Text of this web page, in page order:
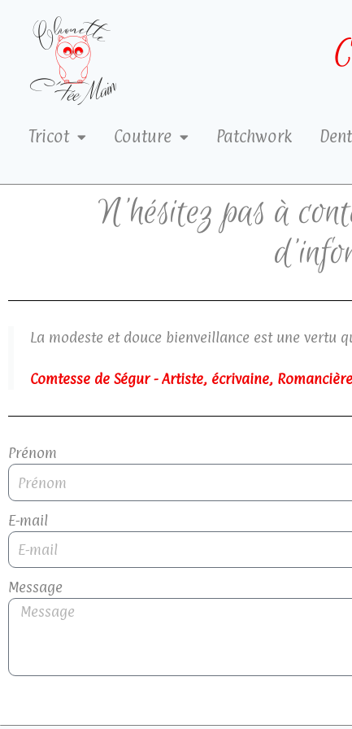
Tricot Couture Patchwork
N'hésitez pas à
La modeste et douce bienveillance est une vertu
Comtesse de Ségur - Artiste, écrivaine,
Prénom
E-mail
Message